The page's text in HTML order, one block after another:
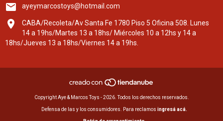
ayeymarcostoys@hotmail.com
CABA/Recoleta/Av Santa Fe 1780 Piso 5 Oficina 508. Lunes
14 a 19hs/Martes 13 a 18hs/ Miércoles 10 a 12hs y 14 a
18hs/Jueves 13 a 18hs/Viernes 14 a 19hs.
Copyright Aye & Marcos Toys - 2026. Todos los derechos reservados.
Defensa de las y los consumidores. Para reclamos ingresá acá.